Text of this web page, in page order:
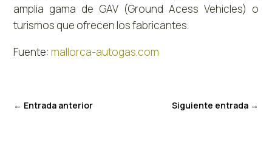
amplia gama de GAV (Ground Acess Vehicles) o
turismos que ofrecen los fabricantes.
Fuente:mallorca-autogas.com
← Entrada anterior Siguiente entrada→